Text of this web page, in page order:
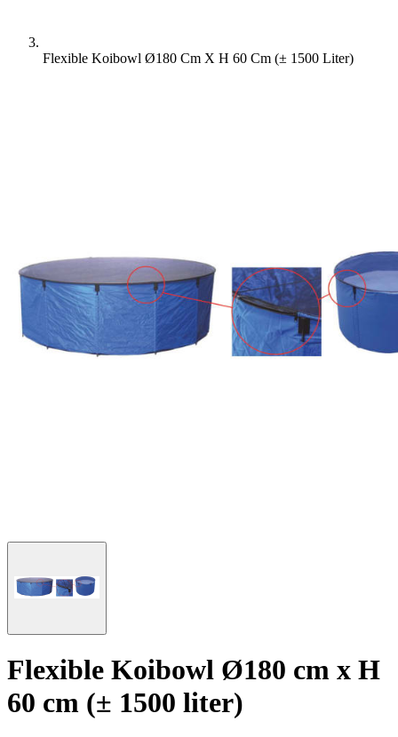
Flexible Koibowl Ø180 Cm X H 60 Cm (± 1500 Liter)
Flexible Koibowl Ø180 cm x H
60 cm (± 1500 liter)